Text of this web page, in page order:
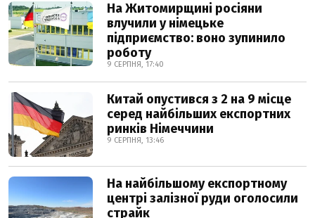
На Житомирщині росіяни
влучили у німецьке
підприємство: воно зупинило
роботу
9 СЕРПНЯ, 17:40
Китай опустився з 2 на 9 місце
серед найбільших експортних
ринків Німеччини
9 СЕРПНЯ, 13:46
На найбільшому експортному
центрі залізної руди оголосили
страйк